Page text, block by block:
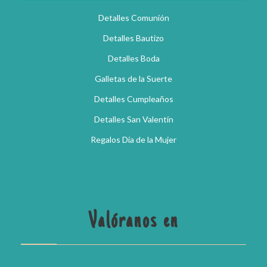
Detalles Comunión
Detalles Bautizo
Detalles Boda
Galletas de la Suerte
Detalles Cumpleaños
Detalles San Valentín
Regalos Día de la Mujer
Valóranos en